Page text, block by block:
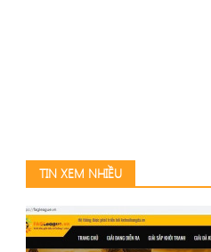
TIN XEM NHIỀU